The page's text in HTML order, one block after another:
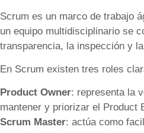
Scrum es un marco de trabajo
un equipo multidisciplinario se
transparencia, la inspección y
En Scrum existen tres roles
Product Owner: representa la
mantener y priorizar el Product
Scrum Master: actúa como